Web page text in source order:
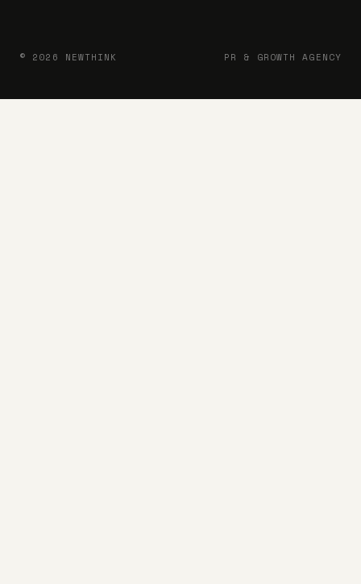
© 2026 NEWTHINK PR & GROWTH AGENCY